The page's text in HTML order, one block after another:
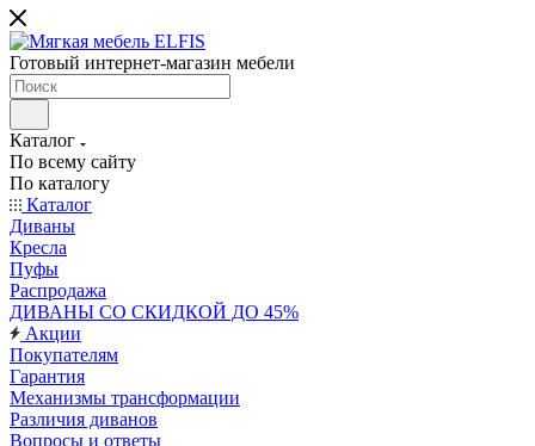
Готовый интернет-магазин мебели
Каталог
По всему сайту
По каталогу
Каталог
Диваны
Кресла
Пуфы
Распродажа
ДИВАНЫ СО СКИДКОЙ ДО 45%
Акции
Покупателям
Гарантия
Механизмы трансформации
Различия диванов
Вопросы и ответы